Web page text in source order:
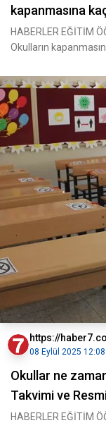
kapanmasına
HABERLER EĞİTİM
Okulların
https://
08 Eylül 2025 12:08
Okullar ne
Takvimi ve
HABERLER EĞİTİM